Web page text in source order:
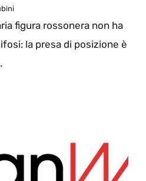
figura rossonera non ha
la presa di posizione è